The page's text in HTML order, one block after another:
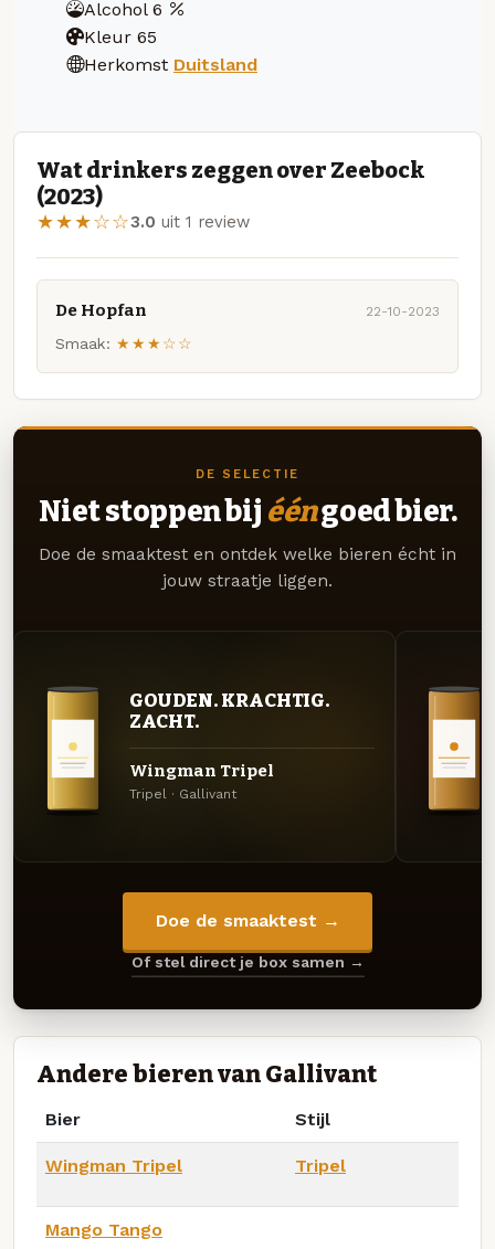
Alcohol 6
Kleur 65
Herkomst Duitsland
Wat drinkers zeggen over Zeebock
(2023)
★★★☆☆3.0 uit 1 review
De Hopfan 22-10-2023
Smaak: ★★★☆☆
DE SELECTIE
Niet stoppen bij ééngoed bier.
Doe de smaaktest en ontdek welke bieren écht in
jouw straatje liggen.
GOUDEN. KRACHTIG.
ZACHT.
Wingman Tripel
Tripel · Gallivant
Doe de smaaktest →
Of stel direct je box samen →
Andere bieren van Gallivant
Bier Stijl
Wingman Tripel Tripel
Mango Tango